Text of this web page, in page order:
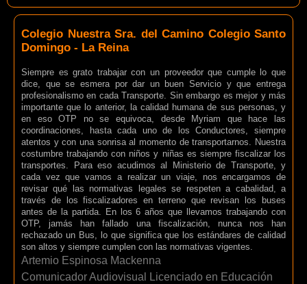
Colegio Nuestra Sra. del Camino Colegio Santo
Domingo - La Reina
Siempre es grato trabajar con un proveedor que cumple lo que
dice, que se esmera por dar un buen Servicio y que entrega
profesionalismo en cada Transporte. Sin embargo es mejor y más
importante que lo anterior, la calidad humana de sus personas, y
en eso OTP no se equivoca, desde Myriam que hace las
coordinaciones, hasta cada uno de los Conductores, siempre
atentos y con una sonrisa al momento de transportarnos. Nuestra
costumbre trabajando con niños y niñas es siempre fiscalizar los
transportes. Para eso acudimos al Ministerio de Transporte, y
cada vez que vamos a realizar un viaje, nos encargamos de
revisar qué las normativas legales se respeten a cabalidad, a
través de los fiscalizadores en terreno que revisan los buses
antes de la partida. En los 6 años que llevamos trabajando con
OTP, jamás han fallado una fiscalización, nunca nos han
rechazado un Bus, lo que significa que los estándares de calidad
son altos y siempre cumplen con las normativas vigentes.
Artemio Espinosa Mackenna
Comunicador Audiovisual Licenciado en Educación